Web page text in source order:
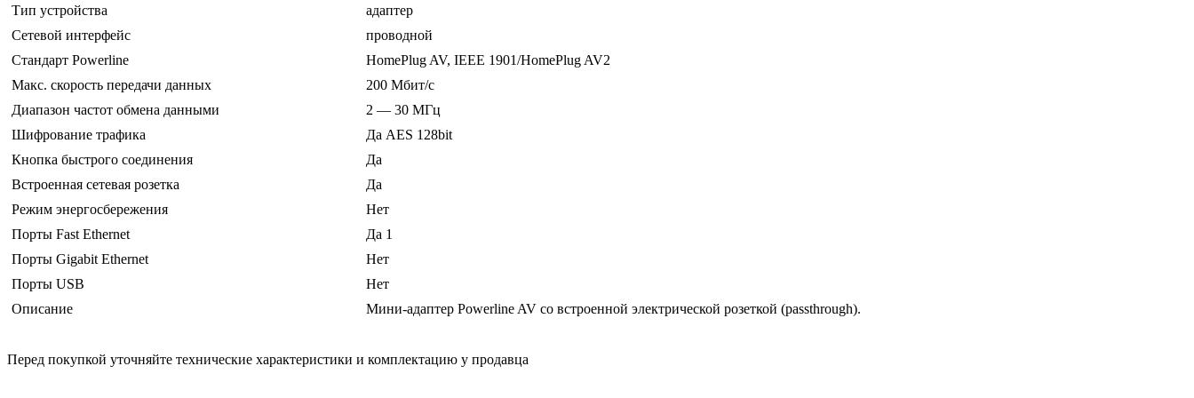
Тип устройства
адаптер
Сетевой интерфейс
проводной
Стандарт Powerline
HomePlug AV, IEEE 1901/HomePlug AV2
Макс. скорость передачи данных
200 Мбит/с
Диапазон частот обмена данными
2 — 30 МГц
Шифрование трафика
Да AES 128bit
Кнопка быстрого соединения
Да
Встроенная сетевая розетка
Да
Режим энергосбережения
Нет
Порты Fast Ethernet
Да 1
Порты Gigabit Ethernet
Нет
Порты USB
Нет
Описание
Мини-адаптер Powerline AV со встроенной электрической розеткой (passthrough).
Перед покупкой уточняйте технические характеристики и комплектацию у продавца